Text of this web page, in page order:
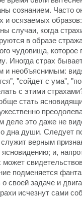
сознанием. Часто
осязаемых
случаи, когда
в образе
чудовища, которое
Иногда страх
и необъяснимым:
"сойдет с ума",
с этими
стать
деле это даже не
дна души. Следует
верным
и,
может
подменяется
своей задаче и
исчезнут сами